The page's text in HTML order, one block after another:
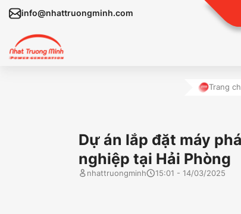
info@nhattruongminh.com
Trang
Dự án lắp đặt máy
nghiệp tại Hải Phòng
nhattruongminh 15:01 - 14/03/2025